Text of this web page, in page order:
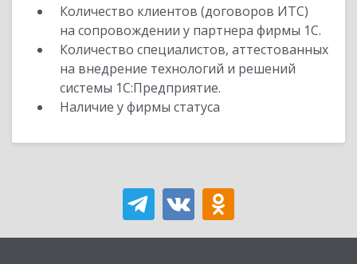
Количество клиентов (договоров ИТС)
на сопровождении у партнера фирмы 1С.
Количество специалистов, аттестованных
на внедрение технологий и решений
системы 1С:Предприятие.
Наличие у фирмы статуса